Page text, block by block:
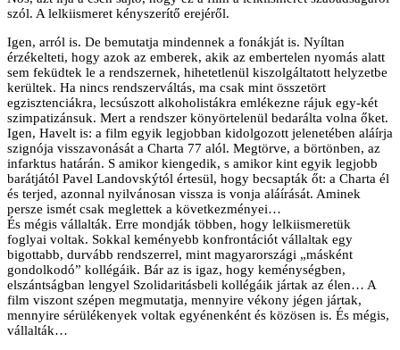
szól. A lelkiismeret kényszerítő erejéről.
Igen, arról is. De bemutatja mindennek a fonákját is. Nyíltan
érzékelteti, hogy azok az emberek, akik az embertelen nyomás alatt
sem feküdtek le a rendszernek, hihetetlenül kiszolgáltatott helyzetbe
kerültek. Ha nincs rendszerváltás, ma csak mint összetört
egzisztenciákra, lecsúszott alkoholistákra emlékezne rájuk egy-két
szimpatizánsuk. Mert a rendszer könyörtelenül bedarálta volna őket.
Igen, Havelt is: a film egyik legjobban kidolgozott jelenetében aláírja
szignója visszavonását a Charta 77 alól. Megtörve, a börtönben, az
infarktus határán. S amikor kiengedik, s amikor kint egyik legjobb
barátjától Pavel Landovskýtól értesül, hogy becsapták őt: a Charta él
és terjed, azonnal nyilvánosan vissza is vonja aláírását. Aminek
persze ismét csak meglettek a következményei…
És mégis vállalták. Erre mondják többen, hogy lelkiismeretük
foglyai voltak. Sokkal keményebb konfrontációt vállaltak egy
bigottabb, durvább rendszerrel, mint magyarországi „másként
gondolkodó” kollégáik. Bár az is igaz, hogy keménységben,
elszántságban lengyel Szolidaritásbeli kollégáik jártak az élen… A
film viszont szépen megmutatja, mennyire vékony jégen jártak,
mennyire sérülékenyek voltak egyénenként és közösen is. És mégis,
vállalták…